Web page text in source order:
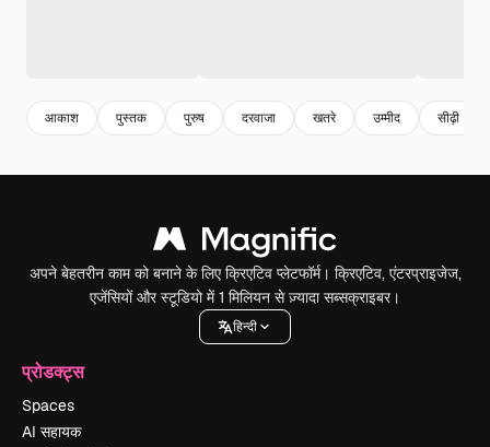
आकाश पुस्तक पुरुष दरवाजा खतरे उम्मीद सीढ़ी
अपने बेहतरीन काम को बनाने के लिए क्रिएटिव प्लेटफॉर्म। क्रिएटिव, एंटरप्राइजेज,
एजेंसियों और स्टूडियो में 1 मिलियन से ज़्यादा सब्सक्राइबर।
हिन्दी
प्रोडक्ट्स
Spaces
AI सहायक